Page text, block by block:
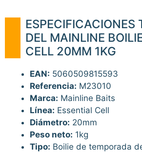
ESPECIFICACIONES
DEL MAINLINE
CELL 20MM 1KG
EAN: 5060509815593
Referencia: M23010
Marca: Mainline Baits
Línea: Essential Cell
Diámetro: 20mm
Peso neto: 1kg
Tipo: Boilie de temporada